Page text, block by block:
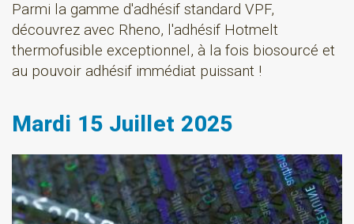
Parmi la gamme d'adhésif standard VPF,
découvrez avec Rheno, l'adhésif Hotmelt
thermofusible exceptionnel, à la fois biosourcé et
au pouvoir adhésif immédiat puissant !
Mardi 15 Juillet 2025